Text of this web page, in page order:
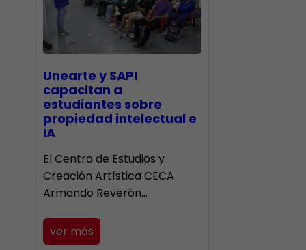
Unearte y SAPI
capacitan a
estudiantes sobre
propiedad intelectual e
IA
El Centro de Estudios y
Creación Artística CECA
Armando Reverón…
ver más